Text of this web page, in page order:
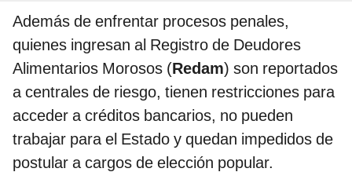
Además de enfrentar procesos penales,
quienes ingresan al Registro de Deudores
Alimentarios Morosos (Redam) son reportados
a centrales de riesgo, tienen restricciones para
acceder a créditos bancarios, no pueden
trabajar para el Estado y quedan impedidos de
postular a cargos de elección popular.